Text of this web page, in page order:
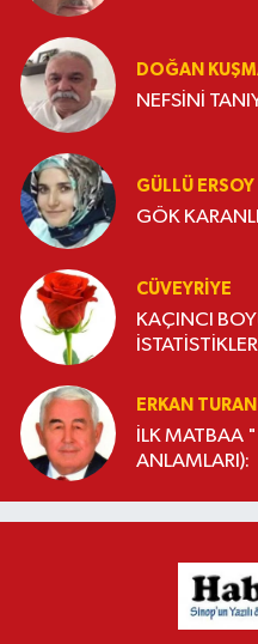
DOĞAN
NEFSİNİ
GÜLLÜ ERSOY
GÖK
CÜVEYRIYE
KAÇINCI BOYUTUNDASIN
ERKAN TURAN
İLK MATBAA
ANLAMLARI):